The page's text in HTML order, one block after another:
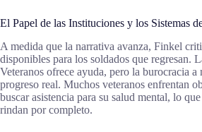
El Papel de las Instituciones y los Sistemas
A medida que la narrativa avanza, Finkel
disponibles para los soldados que regresan.
Veteranos ofrece ayuda, pero la burocracia a
progreso real. Muchos veteranos enfrentan
buscar asistencia para su salud mental, lo
rindan por completo.